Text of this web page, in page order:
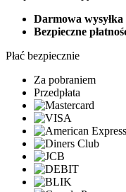
Darmowa
Bezpieczne
Płać bezpiecznie
Za pobraniem
Przedpłata